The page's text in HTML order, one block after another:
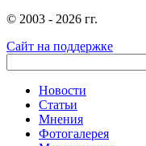
© 2003 - 2026 гг.
Сайт на поддержке
Новости
Статьи
Мнения
Фотогалерея